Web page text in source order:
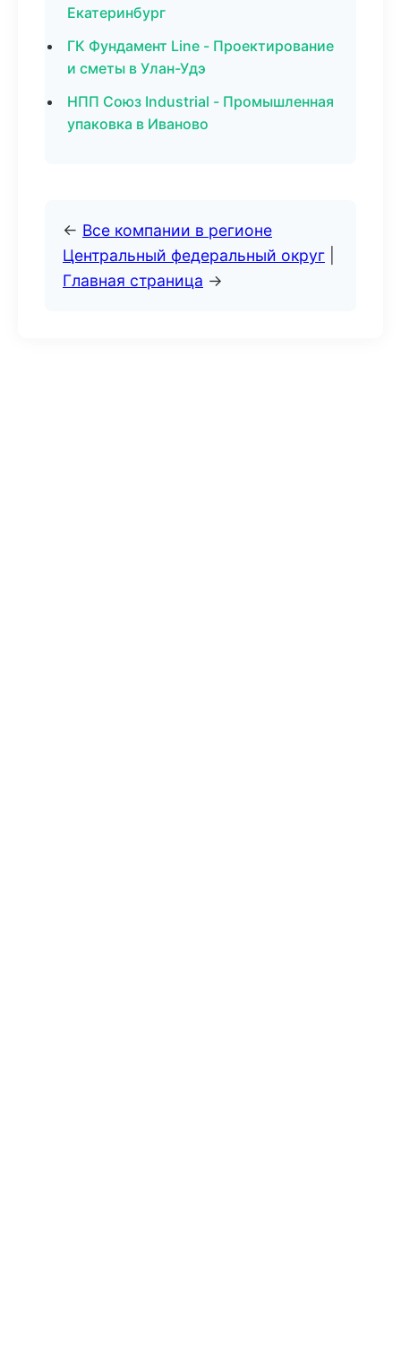
Екатеринбург
ГК Фундамент Line - Проектирование
и сметы в Улан-Удэ
НПП Союз Industrial - Промышленная
упаковка в Иваново
← Все компании в регионе
Центральный федеральный округ
Главная страница →